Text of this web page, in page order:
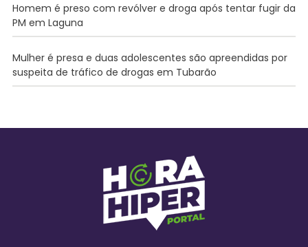
Homem é preso com revólver e droga após tentar fugir da
PM em Laguna
Mulher é presa e duas adolescentes são apreendidas por
suspeita de tráfico de drogas em Tubarão